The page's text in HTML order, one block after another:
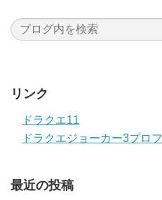
リンク
ドラクエ11
ドラクエジョーカー3プロ
最近の投稿